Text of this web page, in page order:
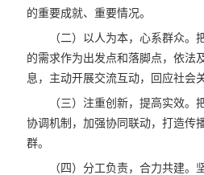
的重要成就、重要情况。
（二）以人为本，心系群众。
的需求作为出发点和落脚点，依法
息，主动开展交流互动，回应社会
（三）注重创新，提高实效。
协调机制，加强协同联动，打造传
群。
（四）分工负责，合力共建。